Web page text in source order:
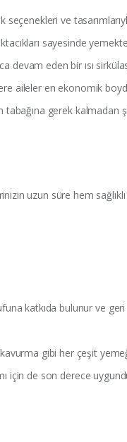
seçenekleri ve
sayesinde
devam eden bir ısı
aileler en ekonomik
tabağına gerek kalmadan
uzun süre hem
katkıda bulunur ve geri
gibi her çeşit
için de son derece